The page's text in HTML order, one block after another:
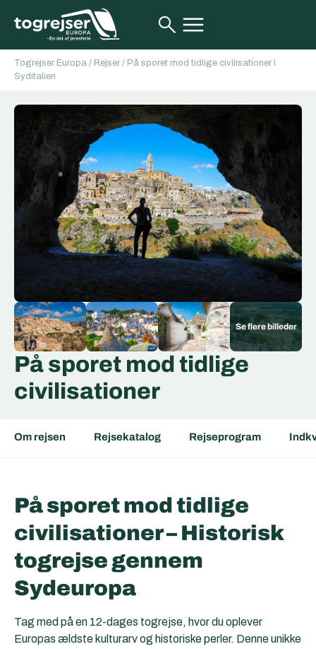
Togrejser Europa / Rejser / På sporet mod tidlige civilisationer I
Syditalien
På sporet mod tidlige
civilisationer
Om rejsen Rejsekatalog Rejseprogram
På sporet mod tidlige
civilisationer – Historisk
togrejse gennem
Sydeuropa
Tag med på en 12-dages togrejse, hvor du oplever
Europas ældste kulturarv og historiske perler. Denne unikke